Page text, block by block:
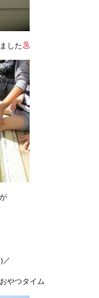
した
／
やつタイム